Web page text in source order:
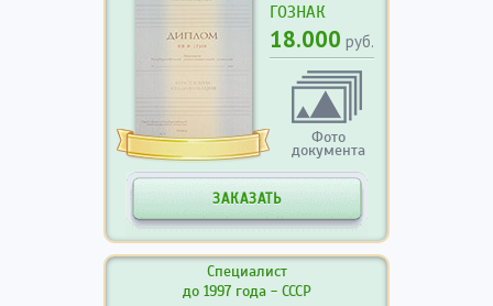
ГОЗНАК
18.000 руб.
Фото
документа
ЗАКАЗАТЬ
Специалист
до 1997 года - СССР